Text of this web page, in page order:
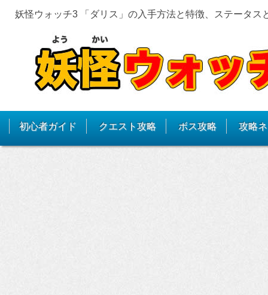
妖怪ウォッチ3 「ダリス」の入手方法と特徴、ステータス
初心者ガイド クエスト攻略 ボス攻略 攻略